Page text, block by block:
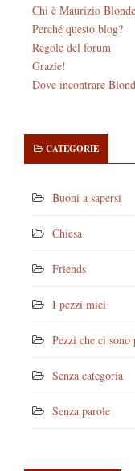
Chi è Maurizio
Perché questo blog?
Regole del forum
Grazie!
Dove incontrare
CATEGORIE
Buoni a sapersi
Chiesa
Friends
I pezzi miei
Pezzi che ci
Senza categoria
Senza parole